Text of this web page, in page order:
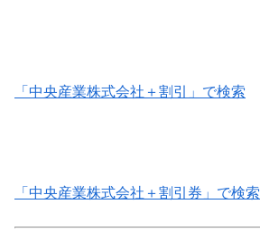
「中央産業株式会社＋割引」で検索
「中央産業株式会社＋割引券」で検索